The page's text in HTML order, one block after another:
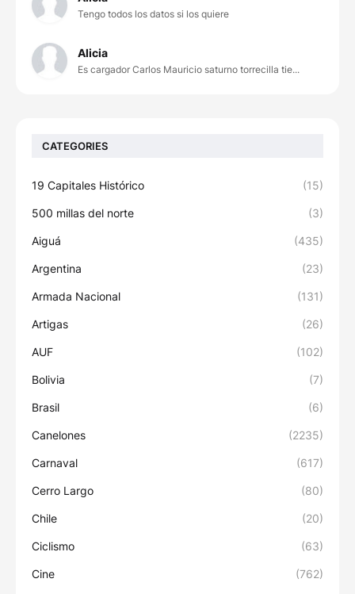
Tengo todos los datos si los quiere
Alicia
Es cargador Carlos Mauricio saturno torrecilla tie...
CATEGORIES
19 Capitales Histórico (15)
500 millas del norte (3)
Aiguá (435)
Argentina (23)
Armada Nacional (131)
Artigas (26)
AUF (102)
Bolivia (7)
Brasil (6)
Canelones (2235)
Carnaval (617)
Cerro Largo (80)
Chile (20)
Ciclismo (63)
Cine (762)